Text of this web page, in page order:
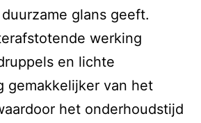
glans geeft.
werking
en lichte
gemakkelijker van het
het onderhoudstijd